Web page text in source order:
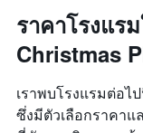
ราคาโรงแร
Christmas
เราพบโรงแรมต่อไ
ซึ่งมีตัวเลือกราคา